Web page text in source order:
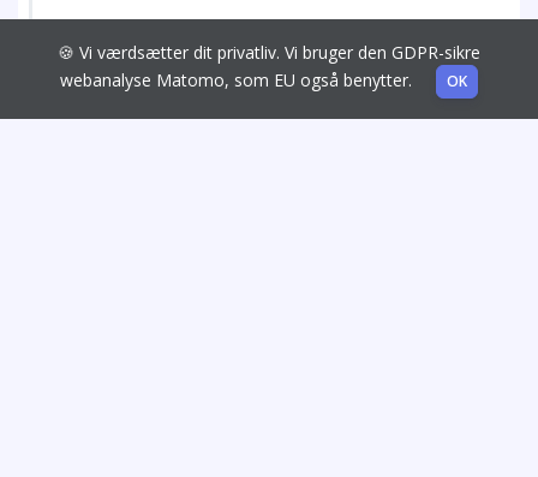
🍪 Vi værdsætter dit privatliv. Vi bruger den GDPR-sikre
webanalyse Matomo, som EU også benytter.
OK